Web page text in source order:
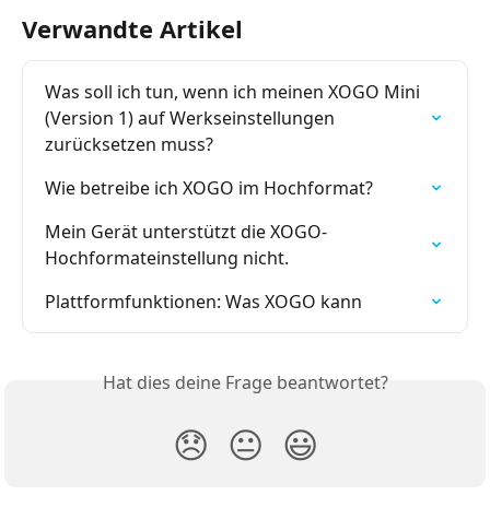
Verwandte Artikel
Was soll ich tun, wenn ich meinen XOGO Mini
(Version 1) auf Werkseinstellungen
zurücksetzen muss?
Wie betreibe ich XOGO im Hochformat?
Mein Gerät unterstützt die XOGO-
Hochformateinstellung nicht.
Plattformfunktionen: Was XOGO kann
Hat dies deine Frage beantwortet?
😞 😐 😃